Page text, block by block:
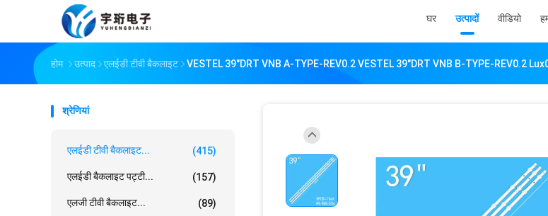
घर उत्पादों वीडियो
होम उत्पाद एलईडी टीवी बैकलाइट VESTEL 39"DRT VNB A-TYPE-REV0.2 VESTEL 39"DRT VNB B-TYPE-REV0.2
श्रेणियां
एलईडी टीवी बैकलाइट... (415)
एलईडी बैकलाइट पट्टी... (157)
एलजी टीवी बैकलाइट... (89)